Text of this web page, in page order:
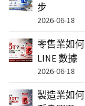
步
2026-06-18
零售業如
LINE 數據
2026-06-18
製造業如何